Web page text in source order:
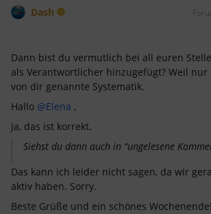
Dash
Dann bist du vermutlich bei all euren
als Verantwortlicher hinzugefügt? Weil
von dir genannte Systematik.
Hallo @Elena ,
ja, das ist korrekt.
Siehst du dann auch in “ungelesene
Das kann ich leider nicht sagen, da wir
aktiv haben. Sorry.
Beste Grüße und ein schönes Wochenende!